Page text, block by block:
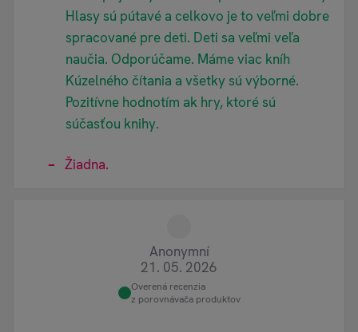
Hlasy sú pútavé a celkovo je to veľmi dobre
spracované pre deti. Deti sa veľmi veľa
naučia. Odporúčame. Máme viac kníh
Kúzelného čítania a všetky sú výborné.
Pozitívne hodnotím ak hry, ktoré sú
súčasťou knihy.
Žiadna.
Anonymní
21. 05. 2026
Overená recenzia
z porovnávača produktov